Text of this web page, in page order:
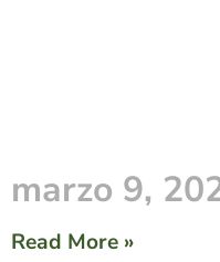
marzo 9,
Read More »